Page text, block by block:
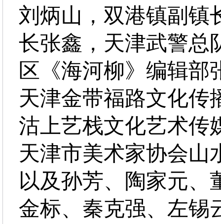
刘炳山，双港镇副镇
长张鑫，天津武警总
区《海河柳》编辑部
天津金带福路文化传
沽上艺栈文化艺术传
天津市美术家协会山
以及孙芳、陶家元、
金标、秦克强、左锡